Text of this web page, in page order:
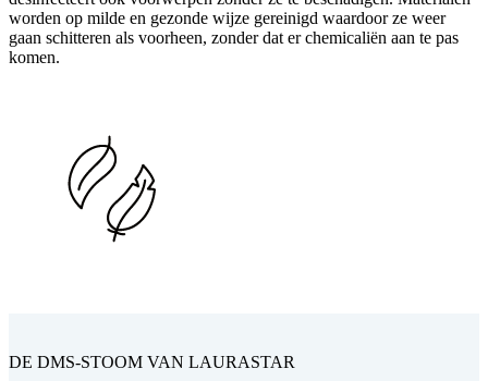
worden op milde en gezonde wijze gereinigd waardoor ze weer
gaan schitteren als voorheen, zonder dat er chemicaliën aan te pas
komen.
DE DMS-STOOM VAN LAURASTAR